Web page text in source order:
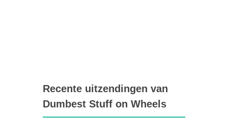
Recente uitzendingen van
Dumbest Stuff on Wheels